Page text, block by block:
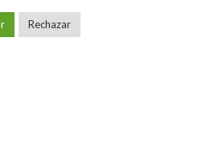
Rechazar